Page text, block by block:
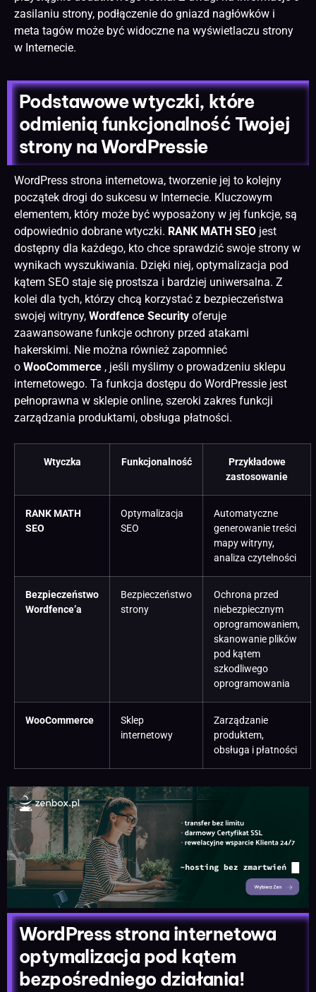
zasilaniu strony, podłączenie do gniazd nagłówków i
meta tagów może być widoczne na wyświetlaczu strony
w Internecie.
Podstawowe wtyczki, które
odmienią funkcjonalność Twojej
strony na WordPressie
WordPress strona internetowa, tworzenie jej to kolejny
początek drogi do sukcesu w Internecie. Kluczowym
elementem, który może być wyposażony w jej funkcje, są
odpowiednio dobrane wtyczki. RANK MATH SEO jest
dostępny dla każdego, kto chce sprawdzić swoje strony w
wynikach wyszukiwania. Dzięki niej, optymalizacja pod
kątem SEO staje się prostsza i bardziej uniwersalna. Z
kolei dla tych, którzy chcą korzystać z bezpieczeństwa
swojej witryny, Wordfence Security oferuje
zaawansowane funkcje ochrony przed atakami
hakerskimi. Nie można również zapomnieć
o WooCommerce , jeśli myślimy o prowadzeniu sklepu
internetowego. Ta funkcja dostępu do WordPressie jest
pełnoprawna w sklepie online, szeroki zakres funkcji
zarządzania produktami, obsługa płatności.
Wtyczka Funkcjonalność
Przykładowe
zastosowanie
RANK MATH
SEO
Optymalizacja
SEO
Automatyczne
generowanie treści
mapy witryny,
analiza czytelności
Bezpieczeństwo
Wordfence’a
Bezpieczeństwo
strony
Ochrona przed
niebezpiecznym
oprogramowaniem,
skanowanie plików
pod kątem
szkodliwego
oprogramowania
WooCommerce
Sklep
internetowy
Zarządzanie
produktem,
obsługa i płatności
WordPress strona internetowa
optymalizacja pod kątem
bezpośredniego działania!